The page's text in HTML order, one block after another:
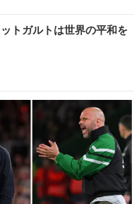
トガルトは世界の平和を